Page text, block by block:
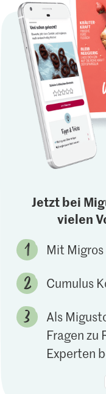
Jetzt bei
vielen
Mit
Cumulus
Als
Fragen zu
Experten